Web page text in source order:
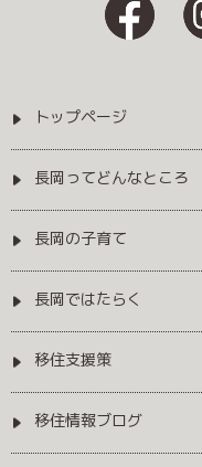
トップページ
長岡ってどんなところ
長岡の子育て
長岡ではたらく
移住支援策
移住情報ブログ